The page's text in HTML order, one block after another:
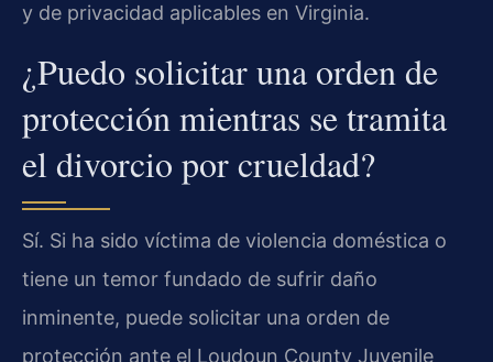
y de privacidad aplicables en Virginia.
¿Puedo solicitar una orden de
protección mientras se tramita
el divorcio por crueldad?
Sí. Si ha sido víctima de violencia doméstica o
tiene un temor fundado de sufrir daño
inminente, puede solicitar una orden de
protección ante el Loudoun County Juvenile